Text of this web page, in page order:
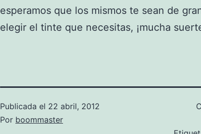
esperamos que los mismos te sean de
elegir el tinte que necesitas, ¡mucha
Publicada el 22 abril, 2012
Por boommaster